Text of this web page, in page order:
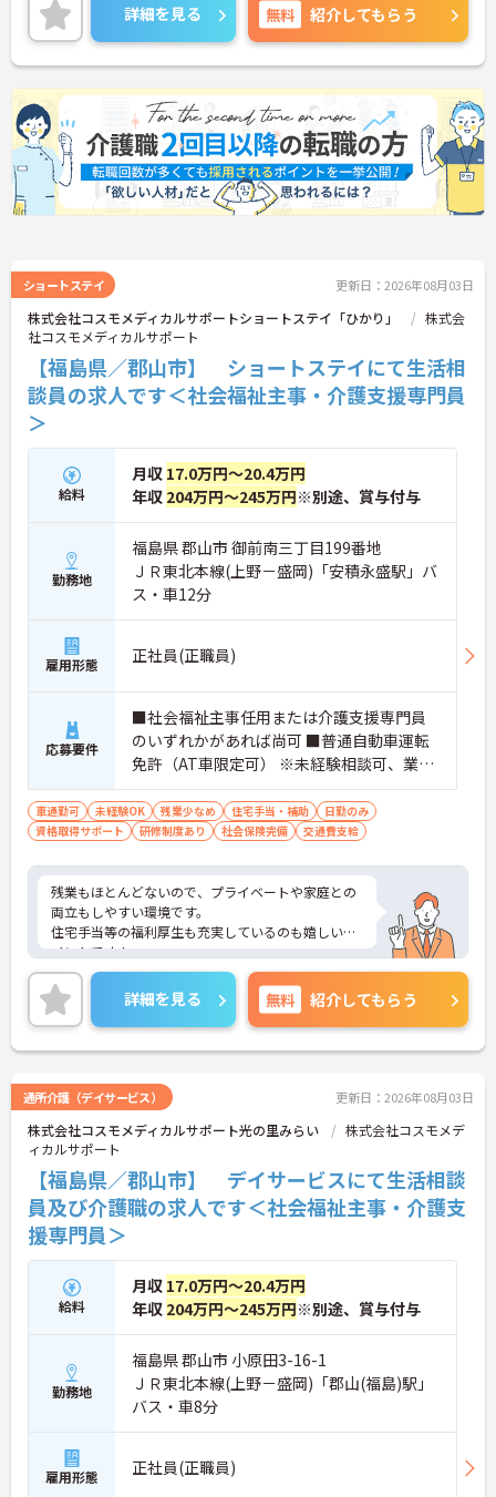
ご興味をお持ちの方はお気軽にお問い合わせくださ
い。
詳細を見る 無料 紹介してもらう
ショートステイ 更新日：2026年08月03日
株式会社コスモメディカルサポートショートステイ「ひかり」
株式会
社コスモメディカルサポート
【福島県／郡山市】 ショートステイにて生活相
談員の求人です＜社会福祉主事・介護支援専門員
＞
給料
月収 17.0万円～20.4万円
年収 204万円～245万円※別途、賞与付与
勤務地
福島県 郡山市 御前南三丁目199番地
ＪＲ東北本線(上野－盛岡)「安積永盛駅」バ
ス・車12分
雇用形態 正社員(正職員)
応募要件
■社会福祉主事任用または介護支援専門員
のいずれかがあれば尚可 ■普通自動車運転
免許（AT車限定可） ※未経験相談可、業務
経験があれば尚可
車通勤可 未経験OK 残業少なめ 住宅手当・補助
日勤のみ
資格取得サポート
研修制度あり 社会保険完備 交通費支給
残業もほとんどないので、プライベートや家庭との
両立もしやすい環境です。
住宅手当等の福利厚生も充実しているのも嬉しいポ
イントです！
ご興味ある方には、面接対策ポイントなど、さらに
詳細をお話しいたしますのでお気軽にご相談くださ
い！
詳細を見る 無料 紹介してもらう
通所介護（デイサービス） 更新日：2026年08月03日
株式会社コスモメディカルサポート光の里みらい
株式会社コスモメデ
ィカルサポート
【福島県／郡山市】 デイサービスにて生活相談
員及び介護職の求人です＜社会福祉主事・介護支
援専門員＞
給料
月収 17.0万円～20.4万円
年収 204万円～245万円※別途、賞与付与
勤務地
福島県 郡山市 小原田3-16-1
ＪＲ東北本線(上野－盛岡)「郡山(福島)駅」
バス・車8分
雇用形態 正社員(正職員)